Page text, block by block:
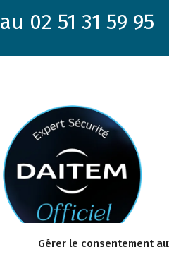
Gérer le consentement
au 02 51 31 59 95